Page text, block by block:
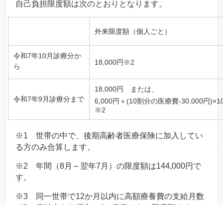
自己負担限度額は次のとおりとなります。
外来限度額（個人ごと）
令和7年10月診療分か
ら
18,000円※2
令和7年9月診療分まで
18,000円 または、
6,000円＋(10割分の医療費-30,000円
※2
※1 世帯の中で、後期高齢者医療保険に加入してい
る方のみ合算します。
※2 年間（8月～翌年7月）の限度額は144,000円で
す。
※3 同一世帯で12か月以内に高額療養費の支給月数